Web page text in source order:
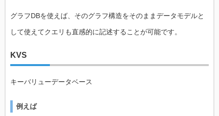
グラフDBを使えば、そのグラフ構造をそのままデータモデルと
して使えてクエリも直感的に記述することが可能です。
KVS
キーバリューデータベース
例えば